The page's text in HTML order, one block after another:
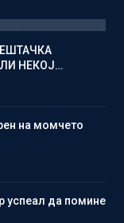
НЕКОЈ…
на момчето
успеал да помине